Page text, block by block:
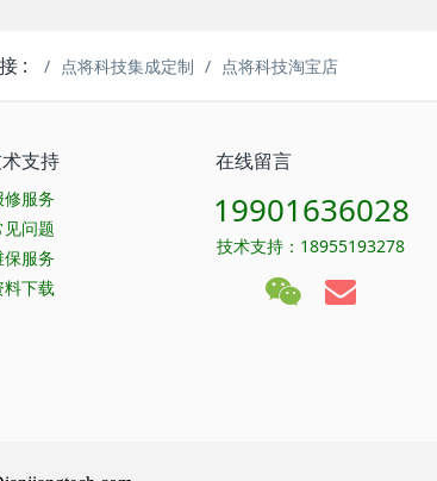
: 点将科技集成定制 点将科技淘宝店
支持
修服务
见问题
保服务
料下载
在线留言
19901636028
技术支持：18955193278